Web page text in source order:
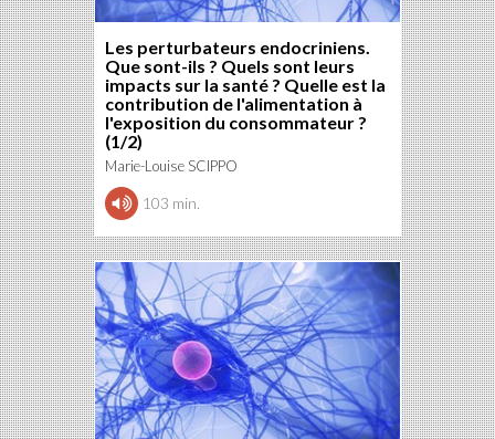
Les perturbateurs endocriniens.
Que sont-ils ? Quels sont leurs
impacts sur la santé ? Quelle est la
contribution de l'alimentation à
l'exposition du consommateur ?
(1/2)
Marie-Louise SCIPPO
103 min.